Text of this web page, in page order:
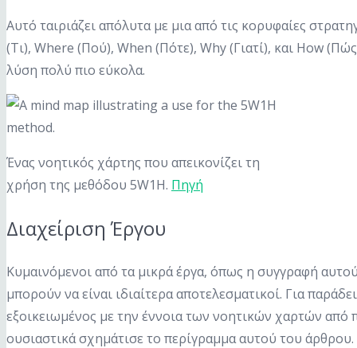
Αυτό ταιριάζει απόλυτα με μια από τις κορυφαίες
(Τι), Where (Πού), When (Πότε), Why (Γιατί), και How
λύση πολύ πιο εύκολα.
Ένας νοητικός χάρτης που απεικονίζει τη
χρήση της μεθόδου 5W1H. Πηγή
Διαχείριση Έργου
Κυμαινόμενοι από τα μικρά έργα, όπως η συγγραφή
μπορούν να είναι ιδιαίτερα αποτελεσματικοί. Για
εξοικειωμένος με την έννοια των νοητικών χαρτών
ουσιαστικά σχημάτισε το περίγραμμα αυτού του